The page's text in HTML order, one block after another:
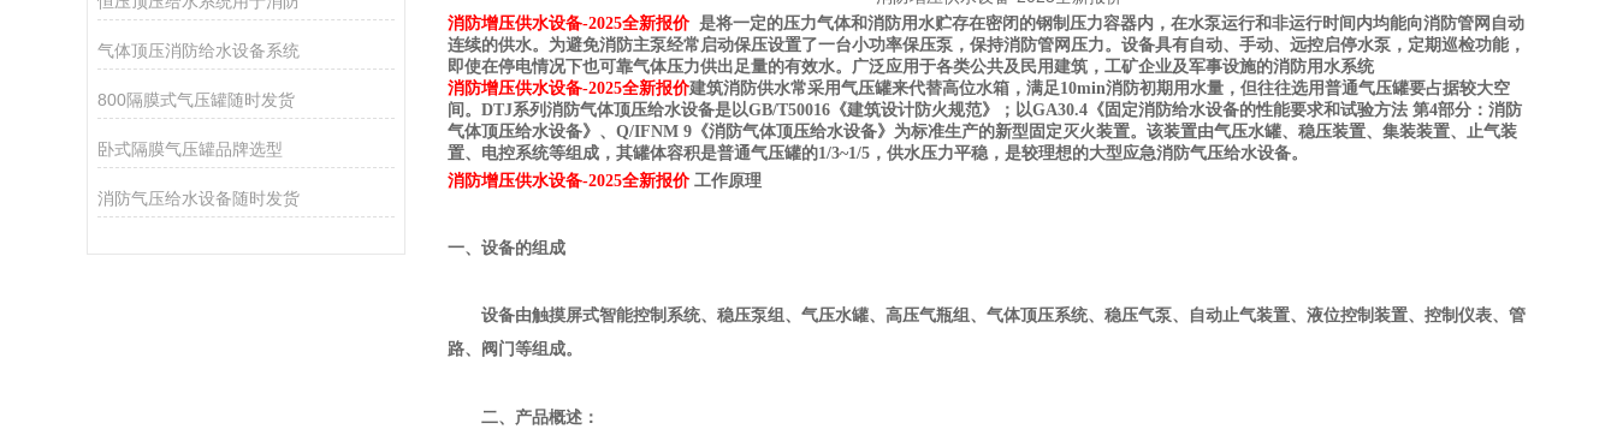
气体顶压消防给水设备系统
800隔膜式气压罐随时发货
卧式隔膜气压罐品牌选型
消防气压给水设备随时发货
消防增压供水设备-2025全新报价是将一定的压力气体和消防用水贮存在密闭的钢制压力容器内，在水泵运行和非运行时间内均能向消防管网自动
连续的供水。为避免消防主泵经常启动保压设置了一台小功率保压泵，保持消防管网压力。设备具有自动、手动、远控启停水泵，定期巡检功能，
即使在停电情况下也可靠气体压力供出足量的有效水。广泛应用于各类公共及民用建筑，工矿企业及军事设施的消防用水系统
消防增压供水设备-2025全新报价建筑消防供水常采用气压罐来代替高位水箱，满足10min消防初期用水量，但往往选用普通气压罐要占据较大空
间。 DTJ系列消防气体顶压给水设备是以GB/T50016 《建筑设计防火规范》；以GA30.4 《固定消防给水设备的性能要求和试验方法 第4部分：消防
气体顶压给水设备》、 Q/IFNM 9 《消防气体顶压给水设备》为标准生产的新型固定灭火装置。该装置由气压水罐、稳压装置、集装装置、止气装
置、电控系统等组成，其罐体容积是普通气压罐的1/3~1/5 ，供水压力平稳，是较理想的大型应急消防气压给水设备。
消防增压供水设备-2025全新报价 工作原理
一、设备的组成
设备由触摸屏式智能控制系统、稳压泵组、气压水罐、高压气瓶组、气体顶压系统、稳压气泵、自动止气装置、液位控制装置、控制仪表、管
路、阀门等组成。
二、产品概述：